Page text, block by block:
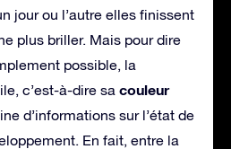
jour ou l’autre elles finissent
plus briller. Mais pour dire
possible, la
c’est-à-dire sa couleur
d’informations sur l’état de
En fait, entre la